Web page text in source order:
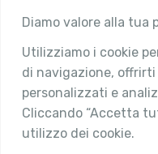
Diamo valore alla tua
Utilizziamo i cookie
di navigazione,
personalizzati e
Cliccando “Accetta
utilizzo dei cookie.
Associazione
Chi siamo
Attività
Contatti
Area Riservata